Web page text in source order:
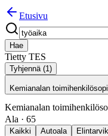
Etusivu
Hae
Tietty TES
Tyhjennä (1)
Kemianalan
Kemianalan
Ala · 65
Kaikki Autoala